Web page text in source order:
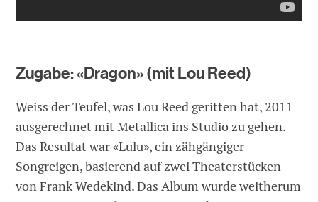
Zugabe: «Dragon» (mit Lou Reed)
Weiss der Teufel, was Lou Reed geritten hat, 2011
ausgerechnet mit Metallica ins Studio zu gehen.
Das Resultat war «Lulu», ein zähgängiger
Songreigen, basierend auf zwei Theaterstücken
von Frank Wedekind. Das Album wurde weitherum